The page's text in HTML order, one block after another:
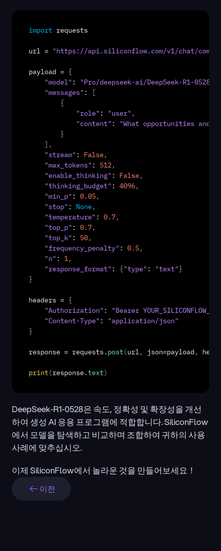
import requests
url = "https://api.siliconflow.com/v1/chat/
payload = {
"model" : "Pro/deepseek-ai/DeepSeek-R1-0528"
"messages" :
[
{
"role" : "user" ,
"content" :
"What opportunities and
}
] ,
"stream" : False,
"max_tokens" : 512,
"enable_thinking" : False,
"thinking_budget" : 4096,
"min_p" : 0.05,
"stop" : None,
"temperature" : 0.7,
"top_p" : 0.7,
"top_k" : 50,
"frequency_penalty" : 0.5,
"n" : 1,
"response_format" : {"type" : "text"}
}
headers = {
"Authorization" :
"Bearer
"Content-Type" :
"application/json"
}
response = requests.post(url, json=payload ,
print(response.text)
DeepSeek-R1-0528은 속도, 정확성 및 확장성을 개선
하여 생성 AI 응용 프로그램에 적합합니다. SiliconFlow
에서 모델을 탐색하고 비교하며 조합하여 귀하의 사용
사례에 맞추십시오.
이제 SiliconFlow에서 놀라운 것을 만들어보세요！
이전